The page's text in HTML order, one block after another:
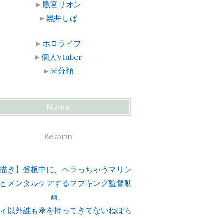
► 鷹宮リオン
►黒井しば
► ホロライブ
►個人Vtuber
► 未分類
Name
Bekarin
描き】登板中に、ヘラっちゃうマリン
メンタルケアするフブキング監督動
画。
以外誰も傘を持ってきてないねぽら